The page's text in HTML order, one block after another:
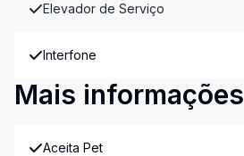
Elevador de Serviço
Interfone
Mais informações
Aceita Pet